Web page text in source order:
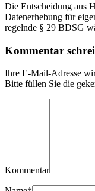
Die Entscheidung aus
Datenerhebung für
regelnde § 29 BDSG
Kommentar
Ihre E-Mail-Adresse
Bitte füllen Sie die
Kommentar